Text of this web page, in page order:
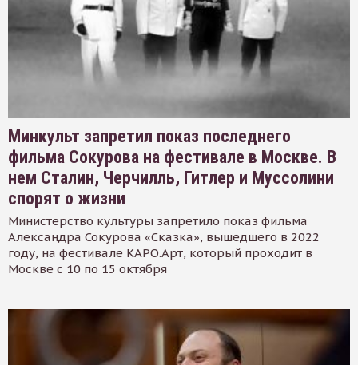
Минкульт запретил показ последнего
фильма Сокурова на фестивале в Москве. В
нем Сталин, Черчилль, Гитлер и Муссолини
спорят о жизни
Министерство культуры запретило показ фильма
Александра Сокурова «Сказка», вышедшего в 2022
году, на фестивале КАРО.Арт, который проходит в
Москве с 10 по 15 октября